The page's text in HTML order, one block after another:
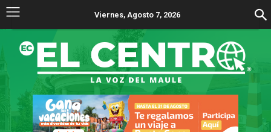
Viernes, Agosto 7, 2026